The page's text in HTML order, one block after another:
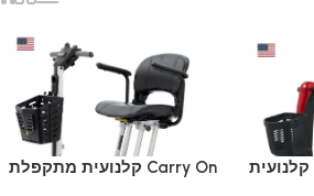
Carry On קלנועית מתקפלת